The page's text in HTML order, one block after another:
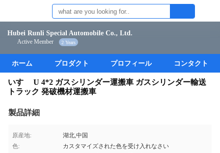
Hubei Runli Special Automobile Co., Ltd.
Active Member 2 Years
ホーム プロダクト プロフィール コンタクト
いすゞ U 4*2 ガスシリンダー運搬車 ガスシリンダー輸送
トラック 発破機材運搬車
製品詳細
原産地:
湖北,中国
色:
カスタマイズされた色を受け入れなさい